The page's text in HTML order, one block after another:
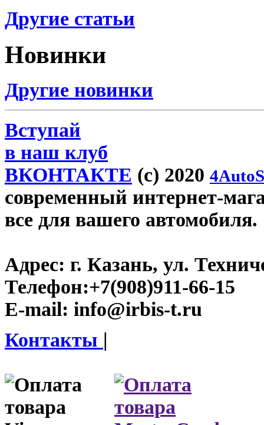
Другие статьи
Новинки
Другие новинки
Вступай
в наш клуб
ВКОНТАКТЕ (c) 2020
современный интернет-
все для вашего автомобиля.
Адрес: г. Казань, ул.
Телефон:+7(908)911-66-15
E-mail: info@irbis-t.ru
Контакты |